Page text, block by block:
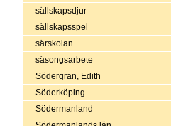
sällskapsdjur
sällskapsspel
särskolan
säsongsarbete
Södergran, Edith
Söderköping
Södermanland